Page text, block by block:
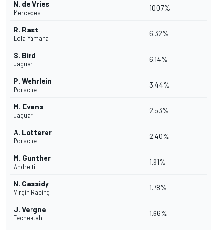
N. de Vries
Mercedes
10.07%
R. Rast
Lola Yamaha
6.32%
S. Bird
Jaguar
6.14%
P. Wehrlein
Porsche
3.44%
M. Evans
Jaguar
2.53%
A. Lotterer
Porsche
2.40%
M. Gunther
Andretti
1.91%
N. Cassidy
Virgin Racing
1.78%
J. Vergne
Techeetah
1.66%